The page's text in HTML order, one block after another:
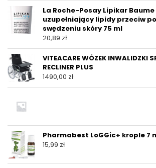
La Roche-Posay Lipikar
uzupełniający lipidy przeciw
swędzeniu skóry 75 ml
20,89 zł
VITEACARE WÓZEK INWALIDZKI
RECLINER PLUS
1490,00 zł
Pharmabest LoGGic+ krople 7
15,99 zł